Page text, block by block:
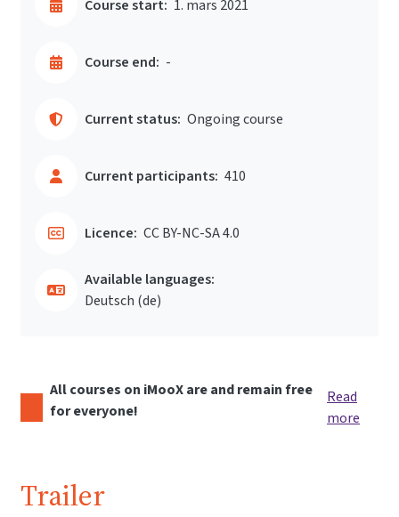
Course start: 1. mars 2021
Course end: -
Current status: Ongoing course
Current participants: 410
Licence: CC BY-NC-SA 4.0
Available languages:
Deutsch ‎(de)‎
All courses on iMooX are and remain free
for everyone!
Read
more
Trailer